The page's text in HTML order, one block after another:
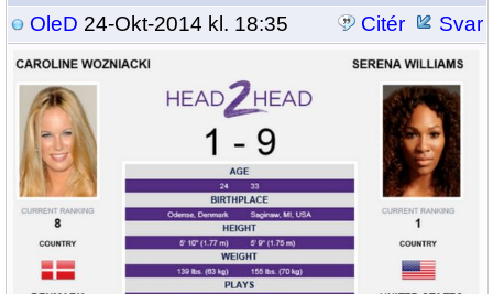
OleD 24-Okt-2014 kl. 18:35 Citér Svar